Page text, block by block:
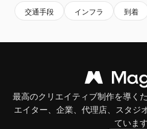
交通手段 インフラ 到着
最高のクリエイティブ制作を導く
エイター、企業、代理店、スタジ
ています